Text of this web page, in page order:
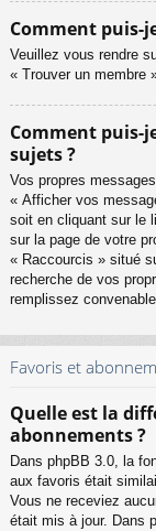
Comment puis-
Veuillez vous rendre
« Trouver un membre
Comment puis-
sujets ?
Vos propres
« Afficher vos
soit en cliquant sur le
sur la page de votre
« Raccourcis » situé
recherche de vos
remplissez
Favoris et
Quelle est la
abonnements ?
Dans phpBB 3.0, la
aux favoris était
Vous ne receviez
était mis à jour. Dans